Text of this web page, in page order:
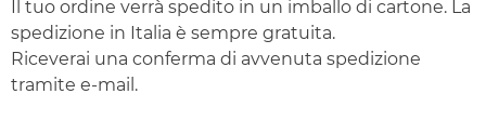
Il tuo ordine verrà spedito in un imballo di cartone. La
spedizione in Italia è sempre gratuita.
Riceverai una conferma di avvenuta spedizione
tramite e-mail.